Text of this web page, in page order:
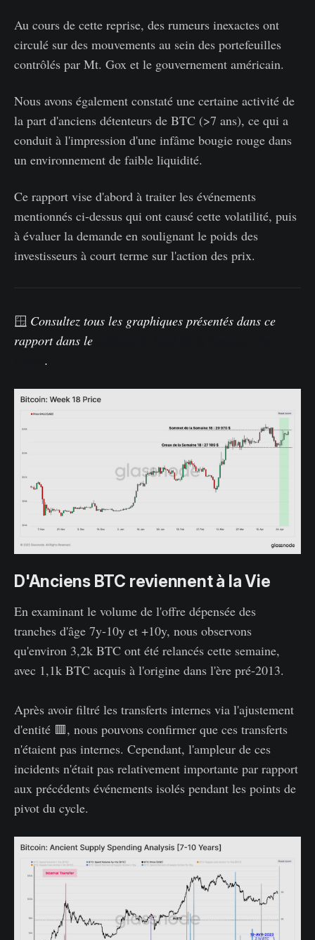
Au cours de cette reprise, des rumeurs inexactes ont
circulé sur des mouvements au sein des portefeuilles
contrôlés par Mt. Gox et le gouvernement américain.
Nous avons également constaté une certaine activité de
la part d'anciens détenteurs de BTC (>7 ans), ce qui a
conduit à l'impression d'une infâme bougie rouge dans
un environnement de faible liquidité.
Ce rapport vise d'abord à traiter les événements
mentionnés ci-dessus qui ont causé cette volatilité, puis
à évaluer la demande en soulignant le poids des
investisseurs à court terme sur l'action des prix.
🪟 Consultez tous les graphiques présentés dans ce
rapport dans le
.
D'Anciens BTC reviennent à la Vie
En examinant le volume de l'offre dépensée des
tranches d'âge 7y-10y et +10y, nous observons
qu'environ 3,2k BTC ont été relancés cette semaine,
avec 1,1k BTC acquis à l'origine dans l'ère pré-2013.
Après avoir filtré les transferts internes via l'ajustement
d'entité 🟥, nous pouvons confirmer que ces transferts
n'étaient pas internes. Cependant, l'ampleur de ces
incidents n'était pas relativement importante par rapport
aux précédents événements isolés pendant les points de
pivot du cycle.